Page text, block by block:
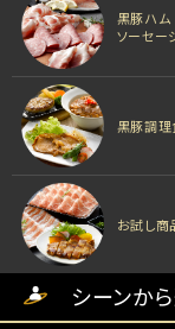
黒豚ハム
ソーセー
黒豚調理
お試し商
シーンか